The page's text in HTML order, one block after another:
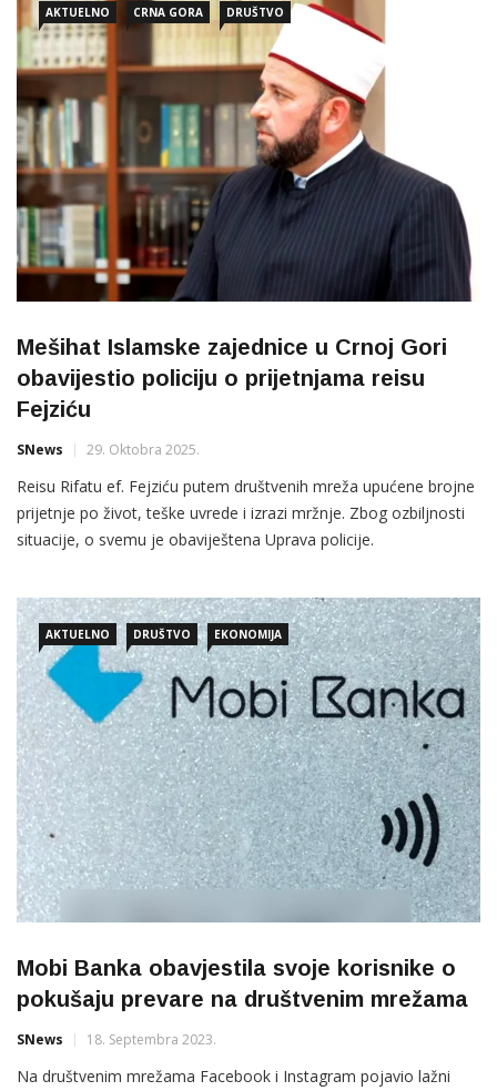
AKTUELNO CRNA GORA DRUŠTVO
Mešihat Islamske zajednice u Crnoj Gori
obavijestio policiju o prijetnjama reisu
Fejziću
SNews 29. Oktobra 2025.
Reisu Rifatu ef. Fejziću putem društvenih mreža upućene brojne
prijetnje po život, teške uvrede i izrazi mržnje. Zbog ozbiljnosti
situacije, o svemu je obaviještena Uprava policije.
AKTUELNO DRUŠTVO EKONOMIJA
Mobi Banka obavjestila svoje korisnike o
pokušaju prevare na društvenim mrežama
SNews 18. Septembra 2023.
Na društvenim mrežama Facebook i Instagram pojavio lažni